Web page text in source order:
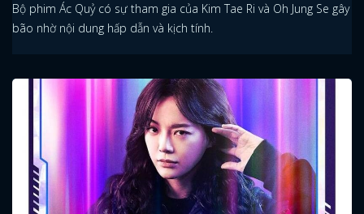
Bộ phim Ác Quỷ có sự tham gia của Kim Tae Ri và Oh Jung Se gây
bão nhờ nội dung hấp dẫn và kịch tính.